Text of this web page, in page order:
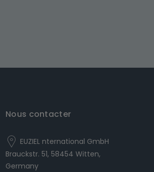
Nous contacter
EUZIEL nternational GmbH
Brauckstr. 51, 58454 Witten,
Germany